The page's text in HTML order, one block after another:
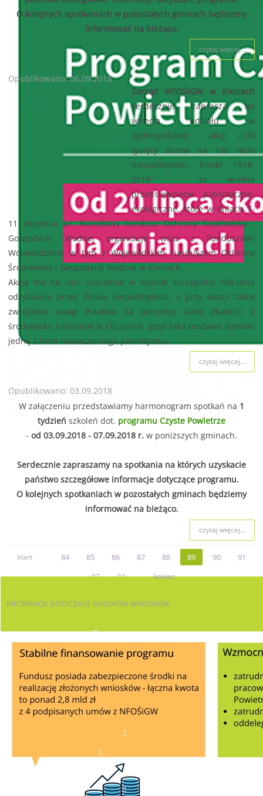
O kolejnych spotkaniach w pozostałych gminach będziemy
informować na bieżąco.
czytaj więcej...
Opublikowano: 06.09.2018
Zarząd WFOŚiGW w Kielcach
serdecznie zaprasza do
wzięcia udziału w
ogólnopolskiej akcji „100
tysięcy drzew na 100 lecie
niepodległości Polski 1918-
2018” – to wielkie
przedsięwzięcie patriotyczno-
ekologiczne, które w dniach 7-
11 września br. Narodowy Fundusz Ochrony Środowiska i
Gospodarki Wodnej organizuje wraz z Funduszami
Wojewódzkimi w tym z Wojewódzkim Funduszem Ochrony
Środowiska i Gospodarki Wodnej w Kielcach.
Akcja ma na celu uczczenie w sposób szczególny 100-lecia
odzyskania przez Polskę niepodległości, a przy okazji także
zwrócenie uwagi Polaków na potrzebę stałej dbałości o
środowisko naturalne w Ojczyźnie, gdyż taka postawa stanowi
jedną z form nowoczesnego patriotyzmu.
czytaj więcej...
Opublikowano: 03.09.2018
W załączeniu przedstawiamy harmonogram spotkań na 1
tydzień szkoleń dot. programu Czyste Powietrze
- od 03.09.2018 - 07.09.2018 r. w poniższych gminach.
Serdecznie zapraszamy na spotkania na których uzyskacie
państwo szczegółowe informacje dotyczące programu.
O kolejnych spotkaniach w pozostałych gminach będziemy
informować na bieżąco.
czytaj więcej...
start 84 85 86 87 88 89 90
91
92
93 koniec
INFORMACJE DOTYCZĄCE NABORÓW WNIOSKÓW
AKTUALNE NABORY
PRZEDSIĘBIORCY
PJB